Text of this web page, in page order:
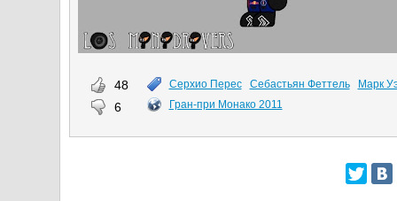
48
6
Серхио Перес Себастьян Феттель
Марк
Гран-при Монако 2011